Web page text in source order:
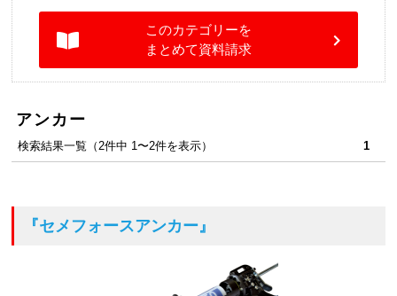
このカテゴリーを
まとめて資料請求
アンカー
検索結果一覧（2件中 1〜2件を表示） 1
『セメフォースアンカー』